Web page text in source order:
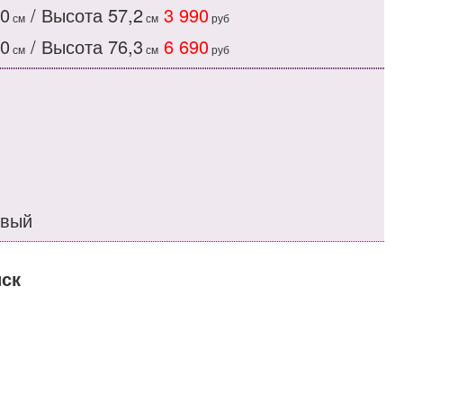
см / Высота 57,2см 3 990руб
см / Высота 76,3 см 6 690руб